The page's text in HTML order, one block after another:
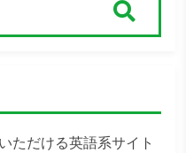
ただける英語系サイト